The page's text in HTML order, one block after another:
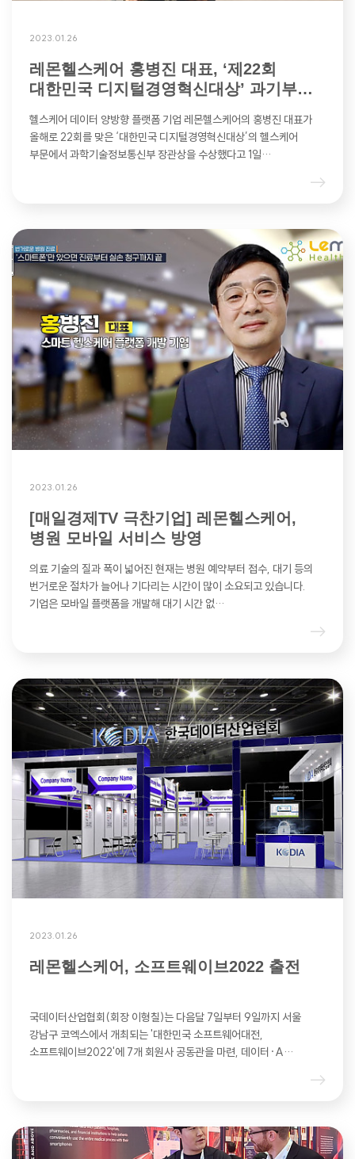
2023.01.26
레몬헬스케어 홍병진 대표, ‘제22회
대한민국 디지털경영혁신대상’ 과기부…
헬스케어 데이터 양방향 플랫폼 기업 레몬헬스케어의 홍병진 대표가
올해로 22회를 맞은 ‘대한민국 디지털경영혁신대상’의 헬스케어
부문에서 과학기술정보통신부 장관상을 수상했다고 1일…
2023.01.26
[매일경제TV 극찬기업] 레몬헬스케어,
병원 모바일 서비스 방영
의료 기술의 질과 폭이 넓어진 현재는 병원 예약부터 접수, 대기 등의
번거로운 절차가 늘어나 기다리는 시간이 많이 소요되고 있습니다.
기업은 모바일 플랫폼을 개발해 대기 시간 없…
2023.01.26
레몬헬스케어, 소프트웨이브2022 출전
국데이터산업협회(회장 이형칠)는 다음달 7일부터 9일까지 서울
강남구 코엑스에서 개최되는 '대한민국 소프트웨어대전,
소프트웨이브2022'에 7개 회원사 공동관을 마련, 데이터·A…